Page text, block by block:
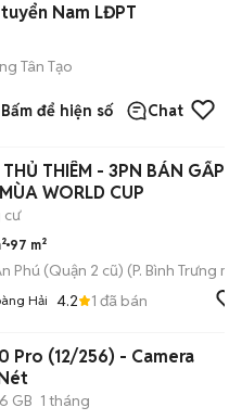
Nam LĐPT
Tân Tạo
Bấm để hiện số Chat
THIÊM - 3PN BÁN GẤP
WORLD CUP
cư
97 m²
Phú (Quận 2 cũ) (P. Bình Trưng
Hải 4.2 1 đã bán
Pro (12/256) - Camera
GB 1 tháng